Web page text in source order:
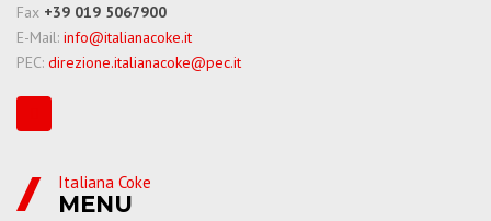
Fax +39 019 5067900
E-Mail: info@italianacoke.it
PEC: direzione.italianacoke@pec.it
Italiana Coke
MENU